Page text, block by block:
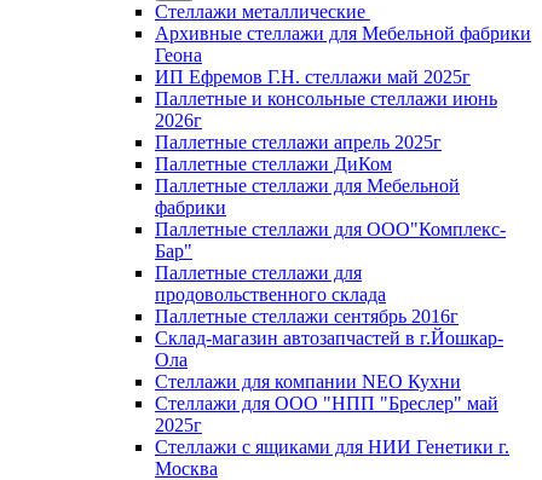
Стеллажи металлические
Архивные стеллажи для Мебельной фабрики
Геона
ИП Ефремов Г.Н. стеллажи май 2025г
Паллетные и консольные стеллажи июнь
2026г
Паллетные стеллажи апрель 2025г
Паллетные стеллажи ДиКом
Паллетные стеллажи для Мебельной
фабрики
Паллетные стеллажи для ООО"Комплекс-
Бар"
Паллетные стеллажи для
продовольственного склада
Паллетные стеллажи сентябрь 2016г
Склад-магазин автозапчастей в г.Йошкар-
Ола
Стеллажи для компании NEO Кухни
Стеллажи для ООО "НПП "Бреслер" май
2025г
Стеллажи с ящиками для НИИ Генетики г.
Москва